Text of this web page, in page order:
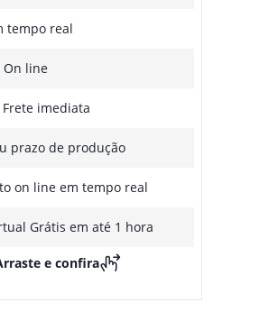
tempo real
On line
imediata
prazo de produção
on line em tempo real
Grátis em até 1 hora
e confira